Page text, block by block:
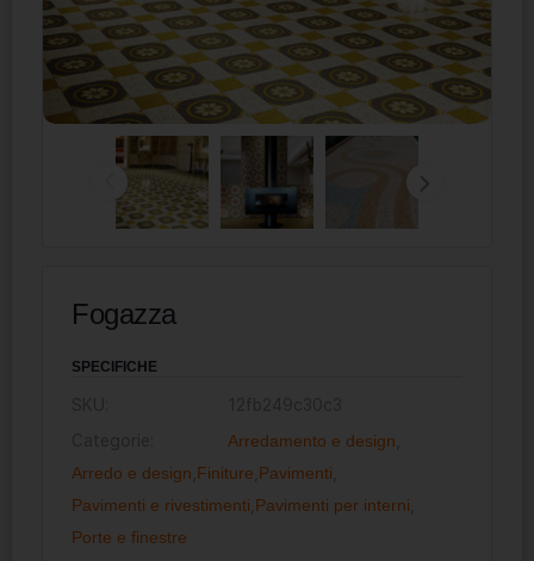
Fogazza
SPECIFICHE
Arredamento e design
Arredo e design Finiture Pavimenti
Pavimenti e rivestimenti Pavimenti per interni
Porte e finestre